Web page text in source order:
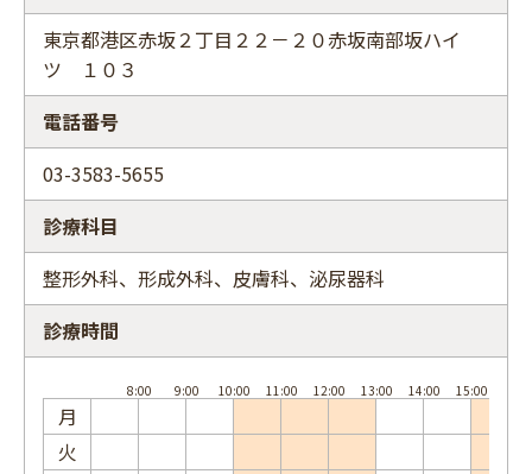
専門家インタビュー
フリーワード
東京都港区赤坂２丁目２２－２０赤坂南部坂ハイ
ツ １０３
電話番号
03-3583-5655
診療科目
整形外科、形成外科、皮膚科、泌尿器科
診療時間
月
火